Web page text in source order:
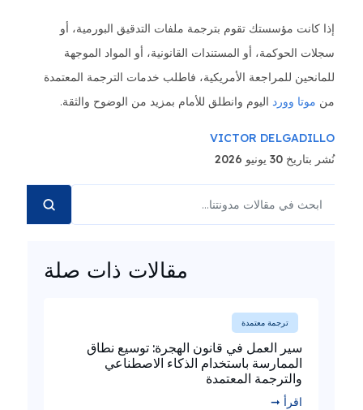
إذا كانت مؤسستك تقوم بترجمة ملفات التدقيق البورمية، أو
سجلات الحوكمة، أو المستندات القانونية، أو المواد الموجهة
للمانحين للمراجعة الأمريكية، فاطلب خدمات الترجمة المعتمدة
من موتا وورداليوم وانطلق للأمام بمزيد من الوضوح والثقة.
VICTOR DELGADILLO
نُشر بتاريخ 30 يونيو 2026
مقالات ذات صلة
ترجمة معتمدة
سير العمل في قانون الهجرة: توسيع نطاق
الممارسة باستخدام الذكاء الاصطناعي
والترجمة المعتمدة
اقرأ ➞